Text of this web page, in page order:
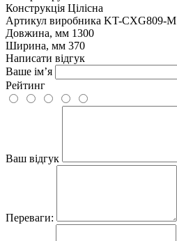
Конструкція Цілісна
Артикул виробника KT-CXG809-M
Довжина, мм 1300
Ширина, мм 370
Написати відгук
Ваше ім’я
Рейтинг
Ваш відгук
Переваги: